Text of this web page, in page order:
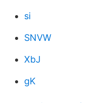
si
SNVW
XbJ
gK